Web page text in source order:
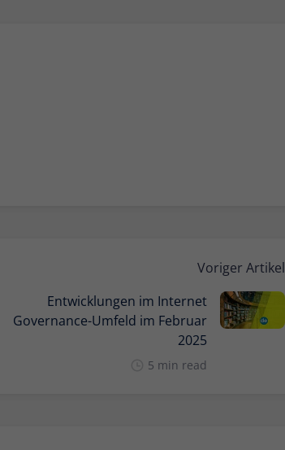
Voriger Artikel
Entwicklungen im Internet
Governance-Umfeld im Februar
2025
5 min read